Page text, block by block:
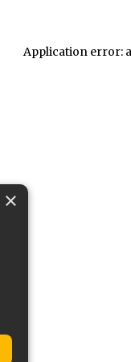
Application error:
×